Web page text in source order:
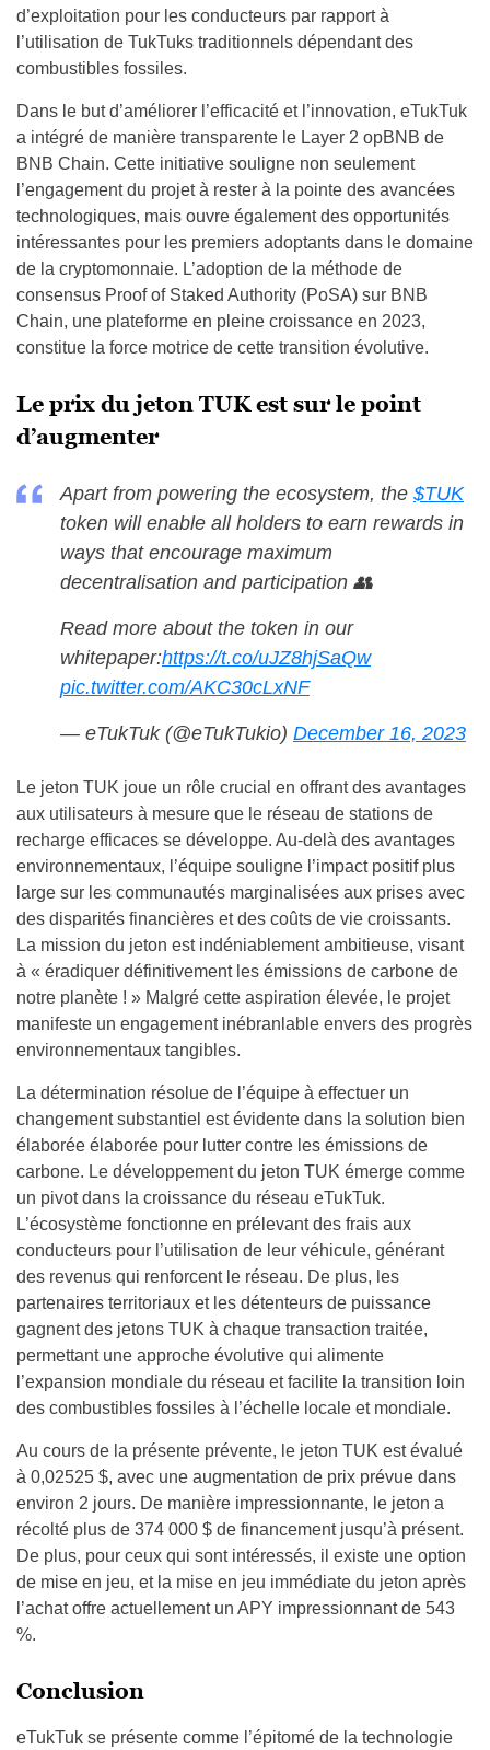
d’exploitation pour les conducteurs par rapport à
l’utilisation de TukTuks traditionnels dépendant des
combustibles fossiles.
Dans le but d’améliorer l’efficacité et l’innovation, eTukTuk
a intégré de manière transparente le Layer 2 opBNB de
BNB Chain. Cette initiative souligne non seulement
l’engagement du projet à rester à la pointe des avancées
technologiques, mais ouvre également des opportunités
intéressantes pour les premiers adoptants dans le domaine
de la cryptomonnaie. L’adoption de la méthode de
consensus Proof of Staked Authority (PoSA) sur BNB
Chain, une plateforme en pleine croissance en 2023,
constitue la force motrice de cette transition évolutive.
Le prix du jeton TUK est sur le point
d’augmenter
Apart from powering the ecosystem, the $TUK
token will enable all holders to earn rewards in
ways that encourage maximum
decentralisation and participation 👥
Read more about the token in our
whitepaper:https://t.co/uJZ8hjSaQw
pic.twitter.com/AKC30cLxNF
— eTukTuk (@eTukTukio) December 16, 2023
Le jeton TUK joue un rôle crucial en offrant des avantages
aux utilisateurs à mesure que le réseau de stations de
recharge efficaces se développe. Au-delà des avantages
environnementaux, l’équipe souligne l’impact positif plus
large sur les communautés marginalisées aux prises avec
des disparités financières et des coûts de vie croissants.
La mission du jeton est indéniablement ambitieuse, visant
à « éradiquer définitivement les émissions de carbone de
notre planète ! » Malgré cette aspiration élevée, le projet
manifeste un engagement inébranlable envers des progrès
environnementaux tangibles.
La détermination résolue de l’équipe à effectuer un
changement substantiel est évidente dans la solution bien
élaborée élaborée pour lutter contre les émissions de
carbone. Le développement du jeton TUK émerge comme
un pivot dans la croissance du réseau eTukTuk.
L’écosystème fonctionne en prélevant des frais aux
conducteurs pour l’utilisation de leur véhicule, générant
des revenus qui renforcent le réseau. De plus, les
partenaires territoriaux et les détenteurs de puissance
gagnent des jetons TUK à chaque transaction traitée,
permettant une approche évolutive qui alimente
l’expansion mondiale du réseau et facilite la transition loin
des combustibles fossiles à l’échelle locale et mondiale.
Au cours de la présente prévente, le jeton TUK est évalué
à 0,02525 $, avec une augmentation de prix prévue dans
environ 2 jours. De manière impressionnante, le jeton a
récolté plus de 374 000 $ de financement jusqu’à présent.
De plus, pour ceux qui sont intéressés, il existe une option
de mise en jeu, et la mise en jeu immédiate du jeton après
l’achat offre actuellement un APY impressionnant de 543
%.
Conclusion
eTukTuk se présente comme l’épitomé de la technologie